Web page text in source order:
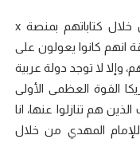
صراخ فلول البعث والقوى التكفيرية من خلال كتاباتهم بمنصة x
انهم كانوا يعولون على
وإلا لا توجد دولة عربية
القوة العظمى الأولى
هم تنازلوا عنها، انا
المهدي من خلال